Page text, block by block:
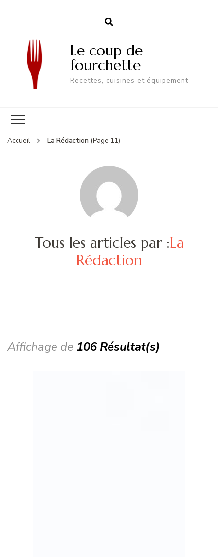
Le coup de
fourchette
Recettes, cuisines et équipement
Accueil La Rédaction (Page 11)
Tous les articles par :La
Rédaction
Affichage de 106 Résultat(s)